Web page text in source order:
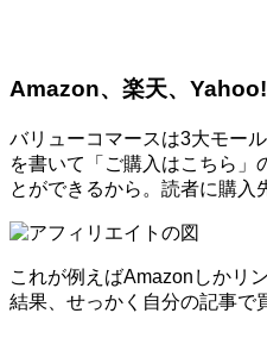
Amazon、楽天、
バリューコマースは3大モー
を書いて「ご購入はこちら」
とができるから。読者に購入
これが例えばAmazonしかリ
結果、せっかく自分の記事で